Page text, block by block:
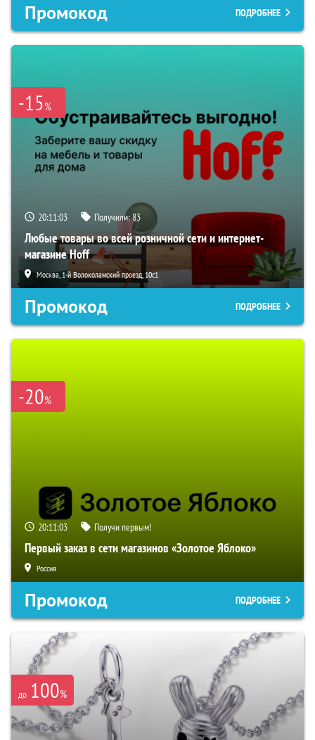
Промокод ПОДРОБНЕЕ
-15%
20:11:02 Получили:83
Любые товары во всей розничной сети и интернет-
магазине Hoff
Москва, 1-й Волоколамский проезд, 10с1
Промокод ПОДРОБНЕЕ
-20%
20:11:02 Получи первым!
Первый заказ в сети магазинов «Золотое Яблоко»
Россия
Промокод ПОДРОБНЕЕ
до 100%